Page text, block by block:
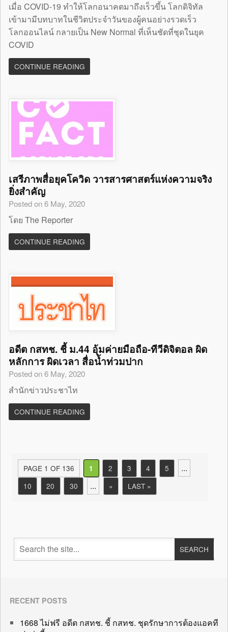
เมื่อ COVID-19 ทำให้โลกอนาคตมาถึงเร็วขึ้น โลกดิจิทัล
เข้ามามีบทบาทในชีวิตประจำวันของผู้คนอย่างรวดเร็ว
โลกออนไลน์ กลายเป็น New Normal ที่เห็นชัดที่ชุดในยุค
COVID
CONTINUE READING
เสรีภาพสื่อยุคโควิด วารสารศาสตร์แห่งความจริง
ยิ่งสำคัญ
Posted on 6 May, 2020
โดย The Reporter
CONTINUE READING
อดีต กสทช. ชี้ ม.44 อุ้มค่ายมือถือ-ทีวีดิจิตอล ผิด
หลักการ ผิดเวลา สื่อน้ำท่วมปาก
Posted on 6 May, 2020
สำนักข่าวประชาไท
CONTINUE READING
PAGE 1 OF 136 1 2 3 4 5 ...
10 20 30 ... » LAST »
RECENT POSTS
1668 ไม่ฟรี อดีต กสทช. ชี้ กสทช. ชุดรักษาการต้องแอคที